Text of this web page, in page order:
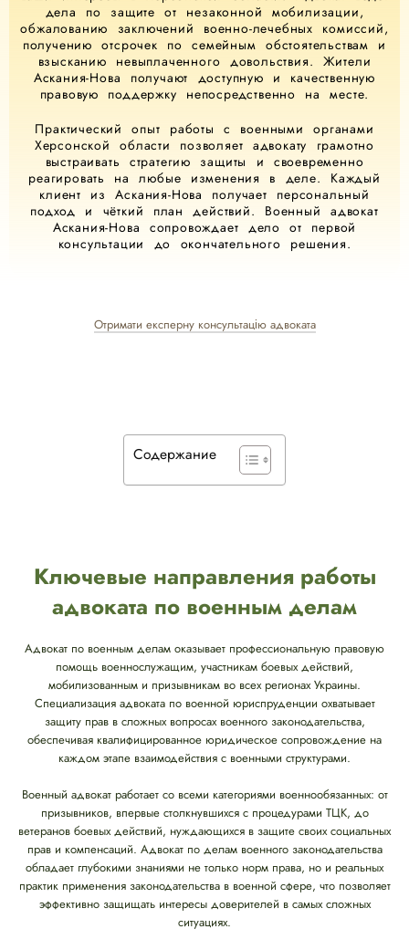
дела по защите от незаконной мобилизации,
обжалованию заключений военно-лечебных комиссий,
получению отсрочек по семейным обстоятельствам и
взысканию невыплаченного довольствия. Жители
Аскания-Нова получают доступную и качественную
правовую поддержку непосредственно на месте.
Практический опыт работы с военными органами
Херсонской области позволяет адвокату грамотно
выстраивать стратегию защиты и своевременно
реагировать на любые изменения в деле. Каждый
клиент из Аскания-Нова получает персональный
подход и чёткий план действий. Военный адвокат
Аскания-Нова сопровождает дело от первой
консультации до окончательного решения.
Отримати експерну консультацію адвоката
Содержание
Ключевые направления работы
адвоката по военным делам
Адвокат по военным делам оказывает профессиональную правовую
помощь военнослужащим, участникам боевых действий,
мобилизованным и призывникам во всех регионах Украины.
Специализация адвоката по военной юриспруденции охватывает
защиту прав в сложных вопросах военного законодательства,
обеспечивая квалифицированное юридическое сопровождение на
каждом этапе взаимодействия с военными структурами.
Военный адвокат работает со всеми категориями военнообязанных: от
призывников, впервые столкнувшихся с процедурами ТЦК, до
ветеранов боевых действий, нуждающихся в защите своих социальных
прав и компенсаций. Адвокат по делам военного законодательства
обладает глубокими знаниями не только норм права, но и реальных
практик применения законодательства в военной сфере, что позволяет
эффективно защищать интересы доверителей в самых сложных
ситуациях.